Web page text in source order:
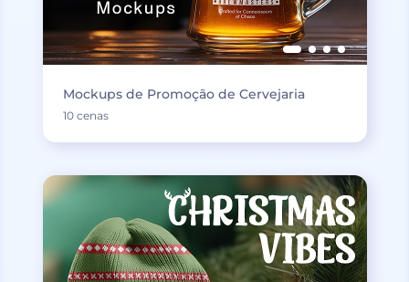
Mockups de Promoção de Cervejaria
10 cenas